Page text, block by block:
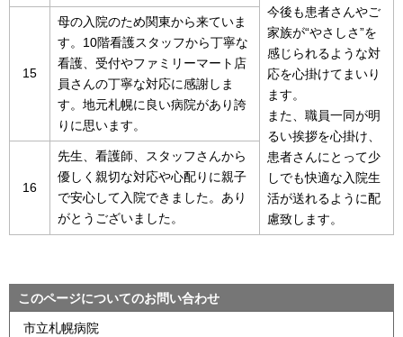
今後も患者さんやご
家族が“やさしさ”を
感じられるような対
応を心掛けてまいり
ます。
また、職員一同が明
るい挨拶を心掛け、
患者さんにとって少
しでも快適な入院生
活が送れるように配
慮致します。
15
母の入院のため関東から来ていま
す。10階看護スタッフから丁寧な
看護、受付やファミリーマート店
員さんの丁寧な対応に感謝しま
す。地元札幌に良い病院があり誇
りに思います。
16
先生、看護師、スタッフさんから
優しく親切な対応や心配りに親子
で安心して入院できました。あり
がとうございました。
このページについてのお問い合わせ
市立札幌病院